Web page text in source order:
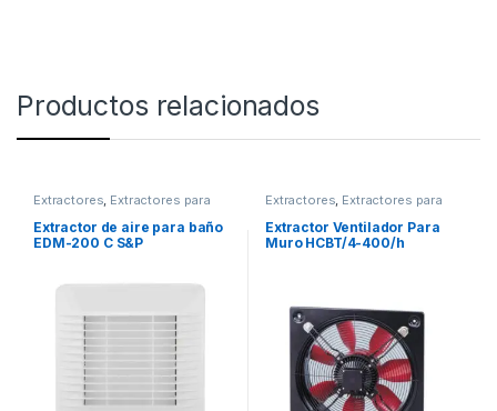
Productos relacionados
Extractores, Extractores para
Extractor de aire para baño
EDM-200 C S&P
Extractores, Extractores para
muro o vidrio
Extractor Ventilador Para
Muro HCBT/4-400/h